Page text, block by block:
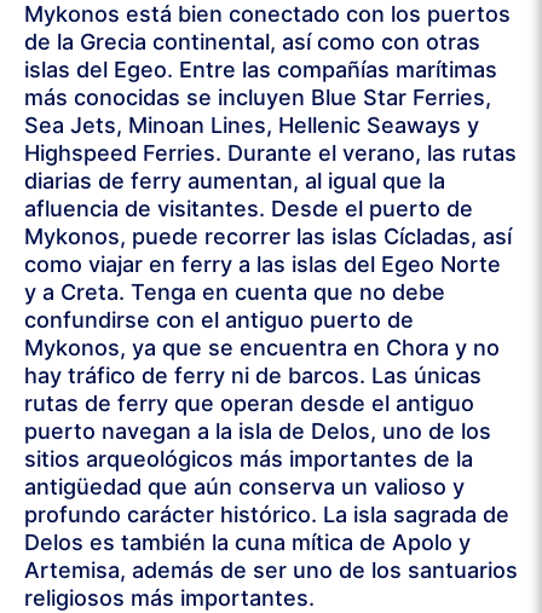
Mykonos está bien conectado con los puertos
de la Grecia continental, así como con otras
islas del Egeo. Entre las compañías marítimas
más conocidas se incluyen Blue Star Ferries,
Sea Jets, Minoan Lines, Hellenic Seaways y
Highspeed Ferries. Durante el verano, las rutas
diarias de ferry aumentan, al igual que la
afluencia de visitantes. Desde el puerto de
Mykonos, puede recorrer las islas Cícladas, así
como viajar en ferry a las islas del Egeo Norte
y a Creta. Tenga en cuenta que no debe
confundirse con el antiguo puerto de
Mykonos, ya que se encuentra en Chora y no
hay tráfico de ferry ni de barcos. Las únicas
rutas de ferry que operan desde el antiguo
puerto navegan a la isla de Delos, uno de los
sitios arqueológicos más importantes de la
antigüedad que aún conserva un valioso y
profundo carácter histórico. La isla sagrada de
Delos es también la cuna mítica de Apolo y
Artemisa, además de ser uno de los santuarios
religiosos más importantes.